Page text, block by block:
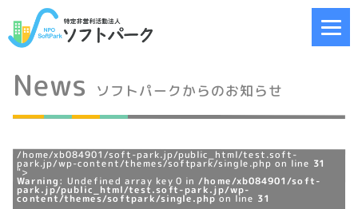
News ソフトパークからのお知らせ
/home/xb084901/soft-park.jp/public_html/test.soft-
park.jp/wp-content/themes/softpark/single.php on line 31
">
Warning: Undefined array key 0 in/home/xb084901/soft-
park.jp/public_html/test.soft-park.jp/wp-
content/themes/softpark/single.php on line 31